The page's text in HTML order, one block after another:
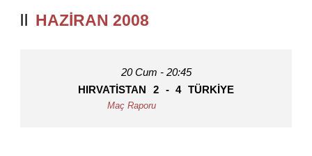
HAZIRAN 2008
20 Cum - 20:45
HIRVATISTAN
2 - 4 TÜRKIYE